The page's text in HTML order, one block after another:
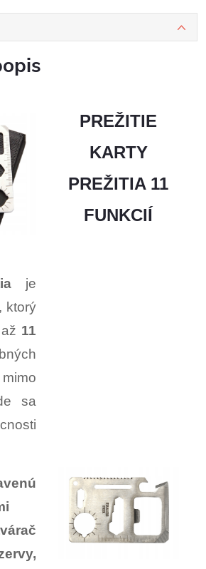
PREŽITIE
KARTY
PREŽITIA 11
FUNKCIÍ
je
ktorý
11
sa